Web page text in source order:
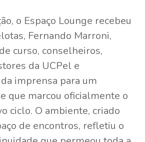
o Espaço Lounge recebeu
Fernando Marroni,
curso, conselheiros,
da UCPel e
imprensa para um
que marcou oficialmente o
ciclo. O ambiente, criado
de encontros, refletiu o